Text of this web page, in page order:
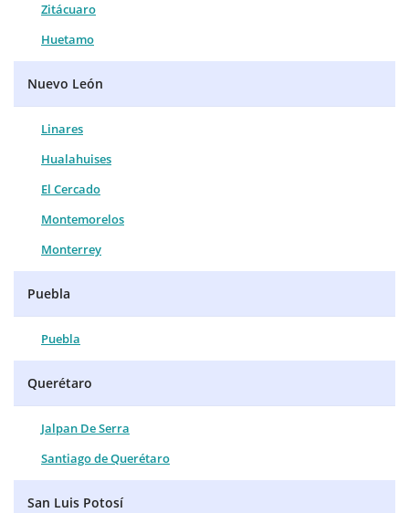
Zitácuaro
Huetamo
Nuevo León
Linares
Hualahuises
El Cercado
Montemorelos
Monterrey
Puebla
Puebla
Querétaro
Jalpan De Serra
Santiago de Querétaro
San Luis Potosí